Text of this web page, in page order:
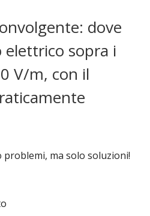
dove
sopra i
V/m, con il
problemi, ma solo soluzioni!